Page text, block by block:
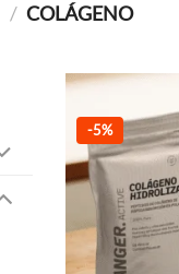
/ COLÁGENO
-5%